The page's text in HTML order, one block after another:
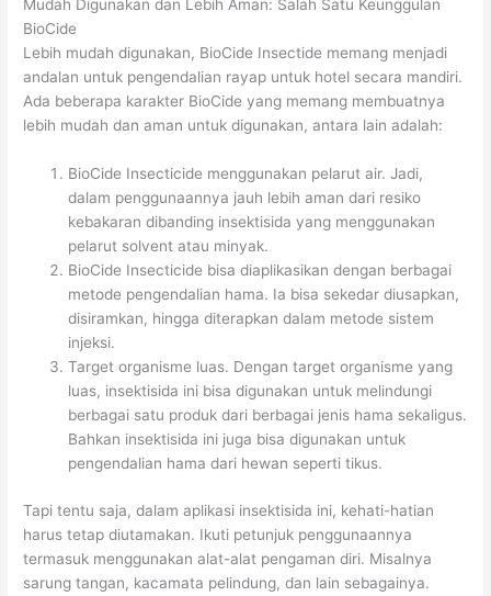
Mudah Digunakan dan Lebih Aman: Salah Satu Keunggulan
BioCide
Lebih mudah digunakan, BioCide Insectide memang menjadi
andalan untuk pengendalian rayap untuk hotel secara mandiri.
Ada beberapa karakter BioCide yang memang membuatnya
lebih mudah dan aman untuk digunakan, antara lain adalah:
BioCide Insecticide menggunakan pelarut air. Jadi,
dalam penggunaannya jauh lebih aman dari resiko
kebakaran dibanding insektisida yang menggunakan
pelarut solvent atau minyak.
BioCide Insecticide bisa diaplikasikan dengan berbagai
metode pengendalian hama. Ia bisa sekedar diusapkan,
disiramkan, hingga diterapkan dalam metode sistem
injeksi.
Target organisme luas. Dengan target organisme yang
luas, insektisida ini bisa digunakan untuk melindungi
berbagai satu produk dari berbagai jenis hama sekaligus.
Bahkan insektisida ini juga bisa digunakan untuk
pengendalian hama dari hewan seperti tikus.
Tapi tentu saja, dalam aplikasi insektisida ini, kehati-hatian
harus tetap diutamakan. Ikuti petunjuk penggunaannya
termasuk menggunakan alat-alat pengaman diri. Misalnya
sarung tangan, kacamata pelindung, dan lain sebagainya.